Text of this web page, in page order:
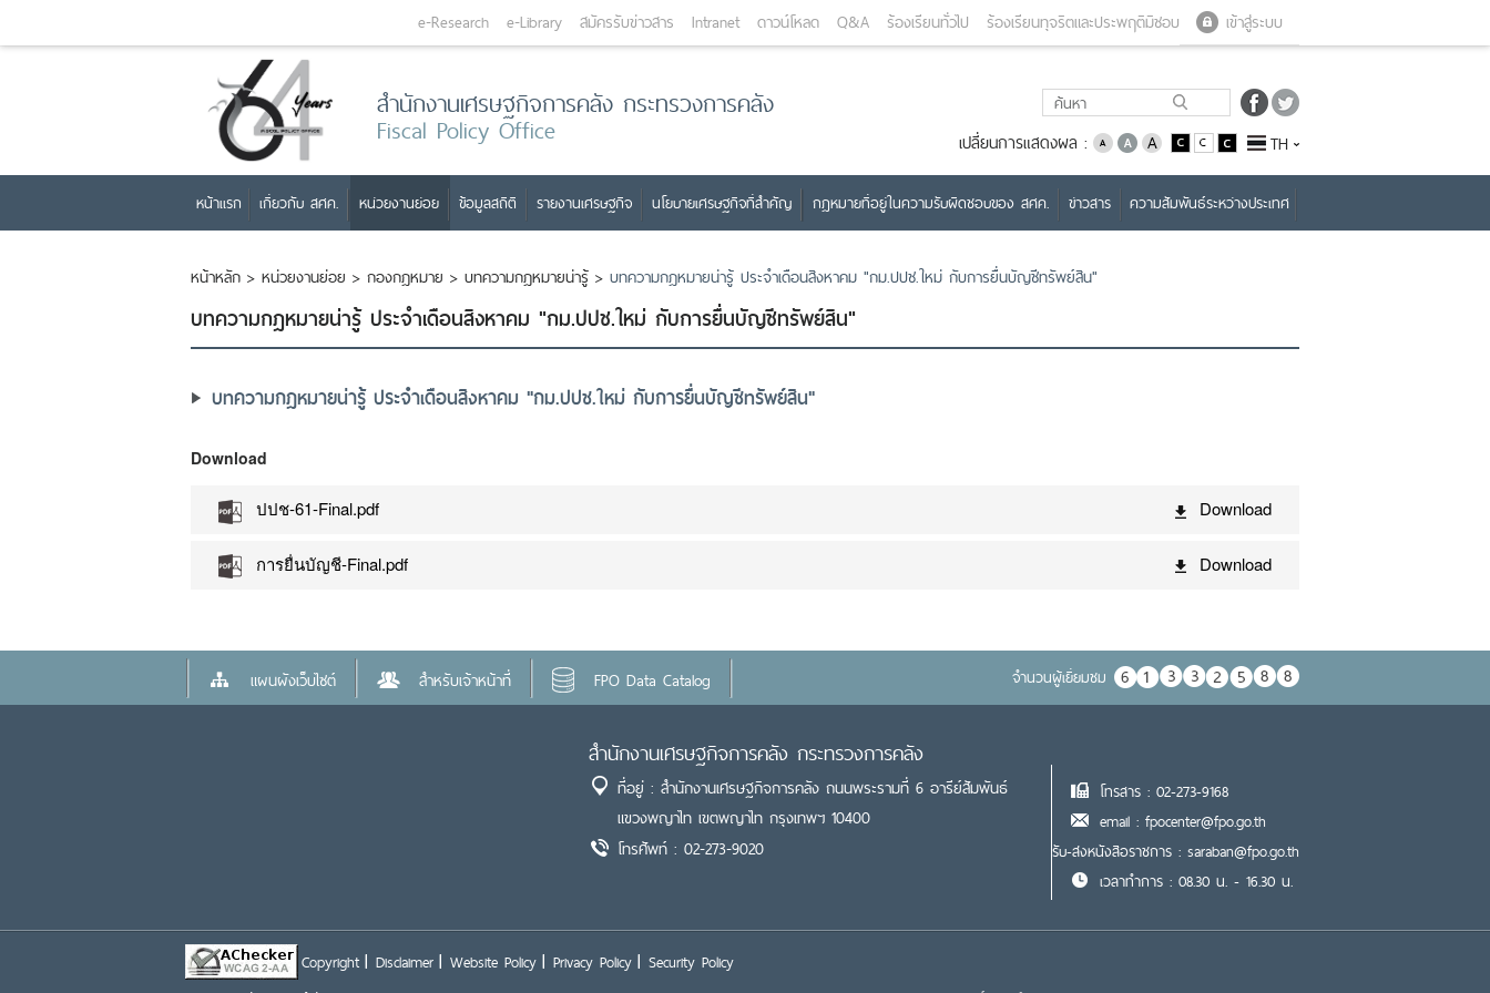
เข้าสู่ระบบ
e-Research e-Library สมัครรับข่าวสาร Intranet ดาวน์โหลด Q&A ร้องเรียนทั่วไป ร้องเรียนทุจริตและประพฤติมิชอบ
สำนักงานเศรษฐกิจการคลัง กระทรวงการคลัง
Fiscal Policy Office เปลี่ยนการแสดงผล : TH
หน้าแรก เกี่ยวกับ สศค. หน่วยงานย่อย ข้อมูลสถิติ รายงานเศรษฐกิจ นโยบายเศรษฐกิจที่สำคัญ กฎหมายที่อยู่ในความรับผิดชอบของ สศค. ข่าวสาร ความสัมพันธ์ระหว่างประเทศ
หน้าหลัก > หน่วยงานย่อย > กองกฎหมาย > บทความกฎหมายน่ารู้ > บทความกฎหมายน่ารู้ ประจำเดือนสิงหาคม "กม.ปปช.ใหม่ กับการยื่นบัญชีทรัพย์สิน"
บทความกฎหมายน่ารู้ ประจำเดือนสิงหาคม "กม.ปปช.ใหม่ กับการยื่นบัญชีทรัพย์สิน"
บทความกฎหมายน่ารู้ ประจำเดือนสิงหาคม "กม.ปปช.ใหม่ กับการยื่นบัญชีทรัพย์สิน"
Download
ปปช-61-Final.pdf Download
การยื่นบัญชี-Final.pdf Download
แผนผังเว็บไซต์ สำหรับเจ้าหน้าที่ FPO Data Catalog จำนวนผู้เยื่ยมชม
สำนักงานเศรษฐกิจการคลัง กระทรวงการคลัง
ที่อยู่ : สำนักงานเศรษฐกิจการคลัง ถนนพระรามที่ 6 อารีย์สัมพันธ์
แขวงพญาไท เขตพญาไท กรุงเทพฯ 10400
โทรศัพท์ : 02-273-9020
โทรสาร : 02-273-9168
email : fpocenter@fpo.go.th
รับ-ส่งหนังสือราชการ : saraban@fpo.go.th
เวลาทำการ : 08.30 น. - 16.30 น.
Copyright Disclaimer Website Policy Privacy Policy Security Policy